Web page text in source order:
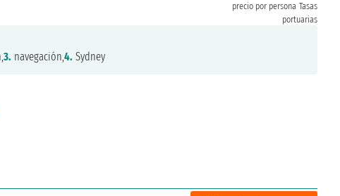
precio por persona Tasas
portuarias
3. navegación,4. Sydney